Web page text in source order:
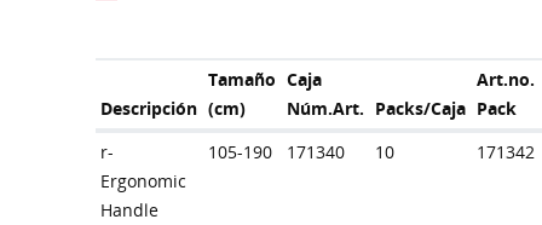
Descripción
Tamaño
(cm)
Caja
Núm.Art. Packs/Caja
Art.no.
Pack
r-
Ergonomic
Handle
105-190 171340 10 171342